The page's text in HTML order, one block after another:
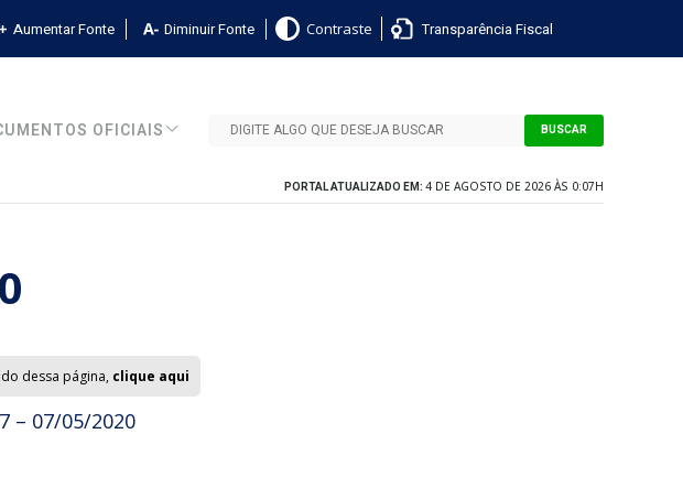
Aumentar Fonte Diminuir Fonte Contraste Transparência Fiscal
OFICIAIS BUSCAR
PORTAL ATUALIZADO EM: 4 DE AGOSTO DE 2026 ÀS 0:07H
dessa página, clique aqui
– 07/05/2020